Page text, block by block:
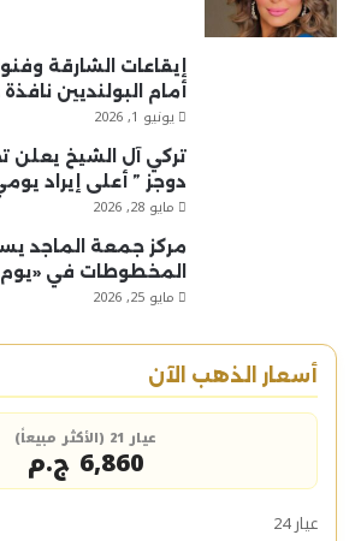
إيقاعات الشارقة
أمام البولنديين نافذة
يونيو 1, 2026
تركي آل الشيخ
دوجز ” أعلى إيراد
مايو 28, 2026
مركز جمعة الماجد
المخطوطات في «يوم
مايو 25, 2026
أسعار الذهب الآن
عيار 21 (الأكثر مبيعاً)
6,860 ج.م
عيار 24